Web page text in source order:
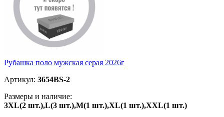
Рубашка поло мужская серая 2026г
Артикул: 3654BS-2
Размеры и наличие:
3XL(2 шт.),L(3 шт.),M(1 шт.),XL(1 шт.),ХXL(1 шт.)